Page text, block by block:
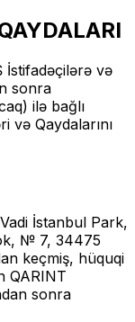
İstifadəçilərə və
sonra
ilə bağlı
və Qaydalarını
İstanbul Park,
№ 7, 34475
keçmiş, hüquqi
QARINT
sonra